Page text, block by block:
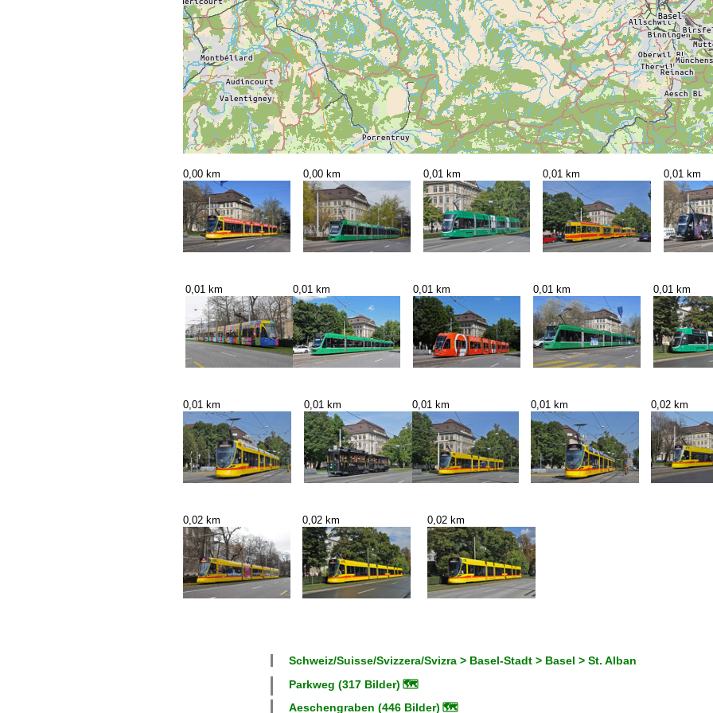
0,00 km 0,00 km 0,01 km 0,01 km 0,01 km
0,01 km 0,01 km 0,01 km 0,01 km 0,01 km
0,01 km 0,01 km 0,01 km 0,01 km 0,02 km
0,02 km 0,02 km 0,02 km
Schweiz/Suisse/Svizzera/Svizra > Basel-Stadt > Basel > St. Alban
Parkweg (317 Bilder) 🗺
Aeschengraben (446 Bilder) 🗺